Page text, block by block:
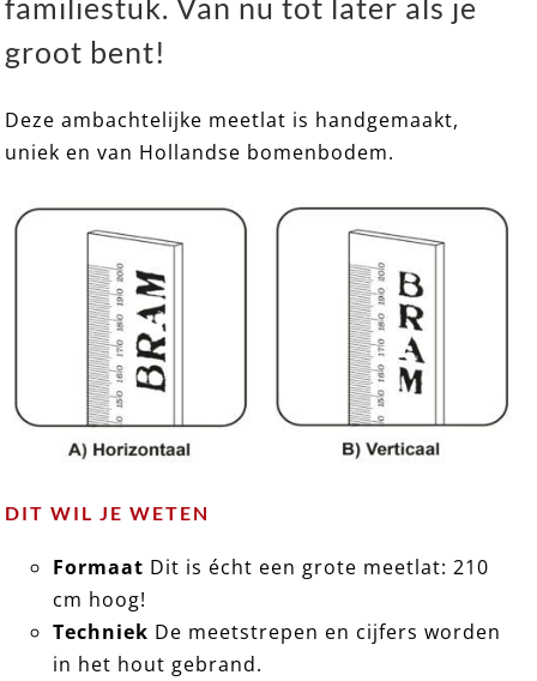
familiestuk. Van nu tot later als je
groot bent!
Deze ambachtelijke meetlat is handgemaakt,
uniek en van Hollandse bomenbodem.
DIT WIL JE WETEN
Formaat Dit is écht een grote meetlat: 210
cm hoog!
Techniek De meetstrepen en cijfers worden
in het hout gebrand.